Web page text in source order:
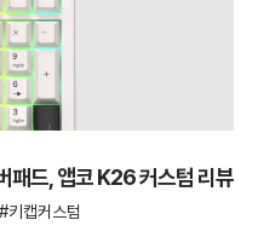
패드, 앱코 K26 커스텀 리뷰
키캡커스텀